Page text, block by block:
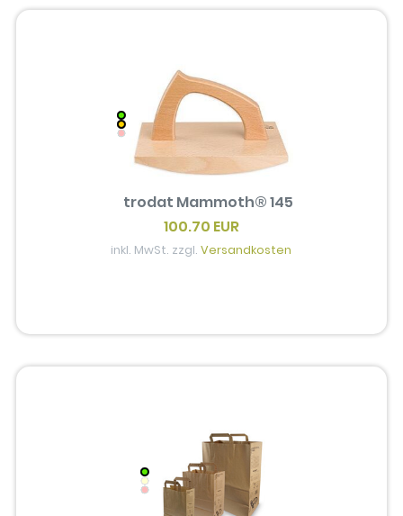
trodat Mammoth® 145
100.70 EUR
inkl. MwSt. zzgl.Versandkosten